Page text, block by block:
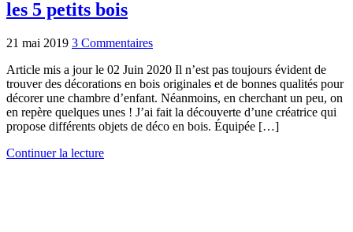
les 5 petits bois
21 mai 2019 3 Commentaires
Article mis a jour le 02 Juin 2020 Il n’est pas toujours évident de
trouver des décorations en bois originales et de bonnes qualités pour
décorer une chambre d’enfant. Néanmoins, en cherchant un peu, on
en repère quelques unes ! J’ai fait la découverte d’une créatrice qui
propose différents objets de déco en bois. Équipée […]
Continuer la lecture